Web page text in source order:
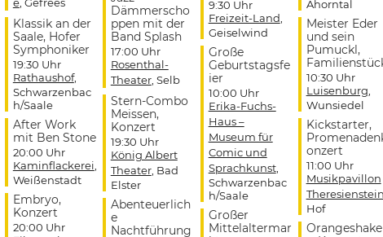
e, Gefrees
Klassik an der
Saale, Hofer
Symphoniker
19:30 Uhr
Rathaushof,
Schwarzenbac
h/Saale
After Work
mit Ben Stone
20:00 Uhr
Kaminflackerei,
Weißenstadt
Embryo,
Konzert
20:00 Uhr
Dämmerscho
ppen mit der
Band Splash
17:00 Uhr
Rosenthal-
Theater, Selb
Stern-Combo
Meissen,
Konzert
19:30 Uhr
König Albert
Theater, Bad
Elster
Abenteuerlich
e
Nachtführung
9:30 Uhr
Freizeit-Land,
Geiselwind
Große
Geburtstagsfe
ier
10:00 Uhr
Erika-Fuchs-
Haus –
Museum für
Comic und
Sprachkunst,
Schwarzenbac
h/Saale
Großer
Mittelaltermar
Ahorntal
Meister Eder
und sein
Pumuckl,
10:30 Uhr
Luisenburg,
Wunsiedel
Kickstarter,
onzert
11:00 Uhr
Musikpavillon
Hof